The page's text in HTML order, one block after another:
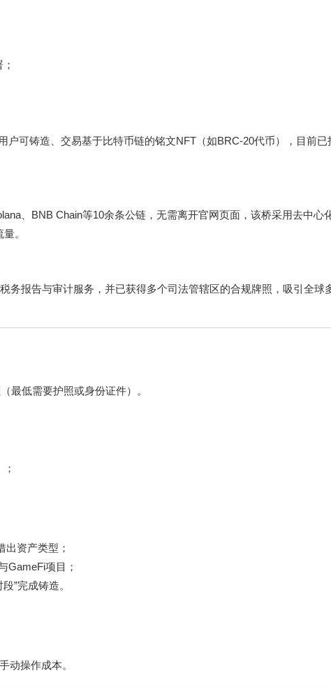
户可铸造、交易基于比特币链的铭文NFT（如BRC-20代币），目前已
、BNB Chain等10余条公链，无需离开官网页面，该桥采用去中心
。
务报告与审计服务，并已获得多个司法管辖区的合规牌照，吸引全球
最低需要护照或身份证件）。
出资产类型；
GameFi项目；
”完成铸造。
动操作成本。